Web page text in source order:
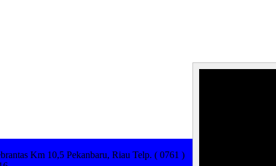
Km 10,5 Pekanbaru, Riau Telp. ( 0761 )